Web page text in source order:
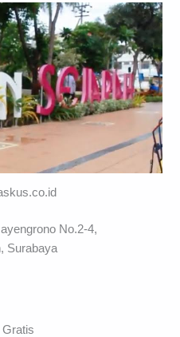
No.2-4,
Surabaya
Gratis